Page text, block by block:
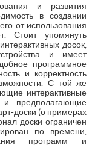
и развития
в создании
от использования
Стоит упомянуть
досок,
и имеет
программное
и корректность
С той же
интерактивные
предполагающие
доски (о примерах
доски ограничен
по времени,
программ и